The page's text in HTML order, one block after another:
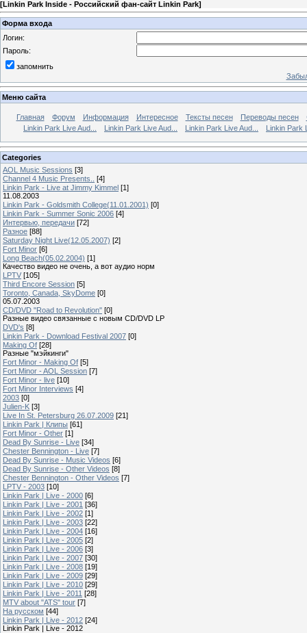
[Linkin Park Inside - Российский фан-сайт Linkin Park]
Форма входа
Логин:
Пароль:
запомнить
Меню сайта
Главная Форум Информация Интересное Тексты песен Переводы песен
Linkin Park Live Aud...
Linkin Park Live Aud... Linkin Park Live Aud... Linkin Park
Categories
AOL Music Sessions [3]
Channel 4 Music Presents..
[4]
Linkin Park - Live at Jimmy Kimmel [1]
11.08.2003
Linkin Park - Goldsmith College(11.01.2001) [0]
Linkin Park - Summer Sonic 2006 [4]
Интервью, передачи [72]
Разное [88]
Saturday Night Live(12.05.2007) [2]
Fort Minor [6]
Long Beach(05.02.2004) [1]
Качество видео не очень, а вот аудио норм
LPTV [105]
Third Encore Session [5]
Toronto, Canada, SkyDome [0]
05.07.2003
CD/DVD "Road to Revolution" [0]
Разные видео связанные с новым CD/DVD LP
DVD's [8]
Linkin Park - Download Festival 2007 [0]
Making Of [28]
Разные "мэйкинги"
Fort Minor - Making Of [5]
Fort Minor - AOL Session [7]
Fort Minor - live [10]
Fort Minor Interviews [4]
2003 [0]
Julien-K [3]
Live In St. Petersburg 26.07.2009 [21]
Linkin Park | Клипы [61]
Fort Minor - Other [1]
Dead By Sunrise - Live [34]
Chester Bennington - Live [7]
Dead By Sunrise - Music Videos [6]
Dead By Sunrise - Other Videos [8]
Chester Bennington - Other Videos [7]
LPTV - 2003 [10]
Linkin Park | Live - 2000 [6]
Linkin Park | Live - 2001 [36]
Linkin Park | Live - 2002 [1]
Linkin Park | Live - 2003 [22]
Linkin Park | Live - 2004 [16]
Linkin Park | Live - 2005 [2]
Linkin Park | Live - 2006 [3]
Linkin Park | Live - 2007 [30]
Linkin Park | Live - 2008 [19]
Linkin Park | Live - 2009 [29]
Linkin Park | Live - 2010 [29]
Linkin Park | Live - 2011 [28]
MTV about "ATS" tour [7]
На русском [44]
Linkin Park | Live - 2012 [24]
Linkin Park | Live - 2012